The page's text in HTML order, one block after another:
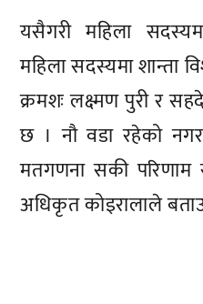
यसैगरी महिला
महिला सदस्यमा शान्ता
क्रमशः लक्ष्मण पुरी र
छ । नौ वडा रहेको
मतगणना सकी परिणाम
अधिकृत कोइरालाले